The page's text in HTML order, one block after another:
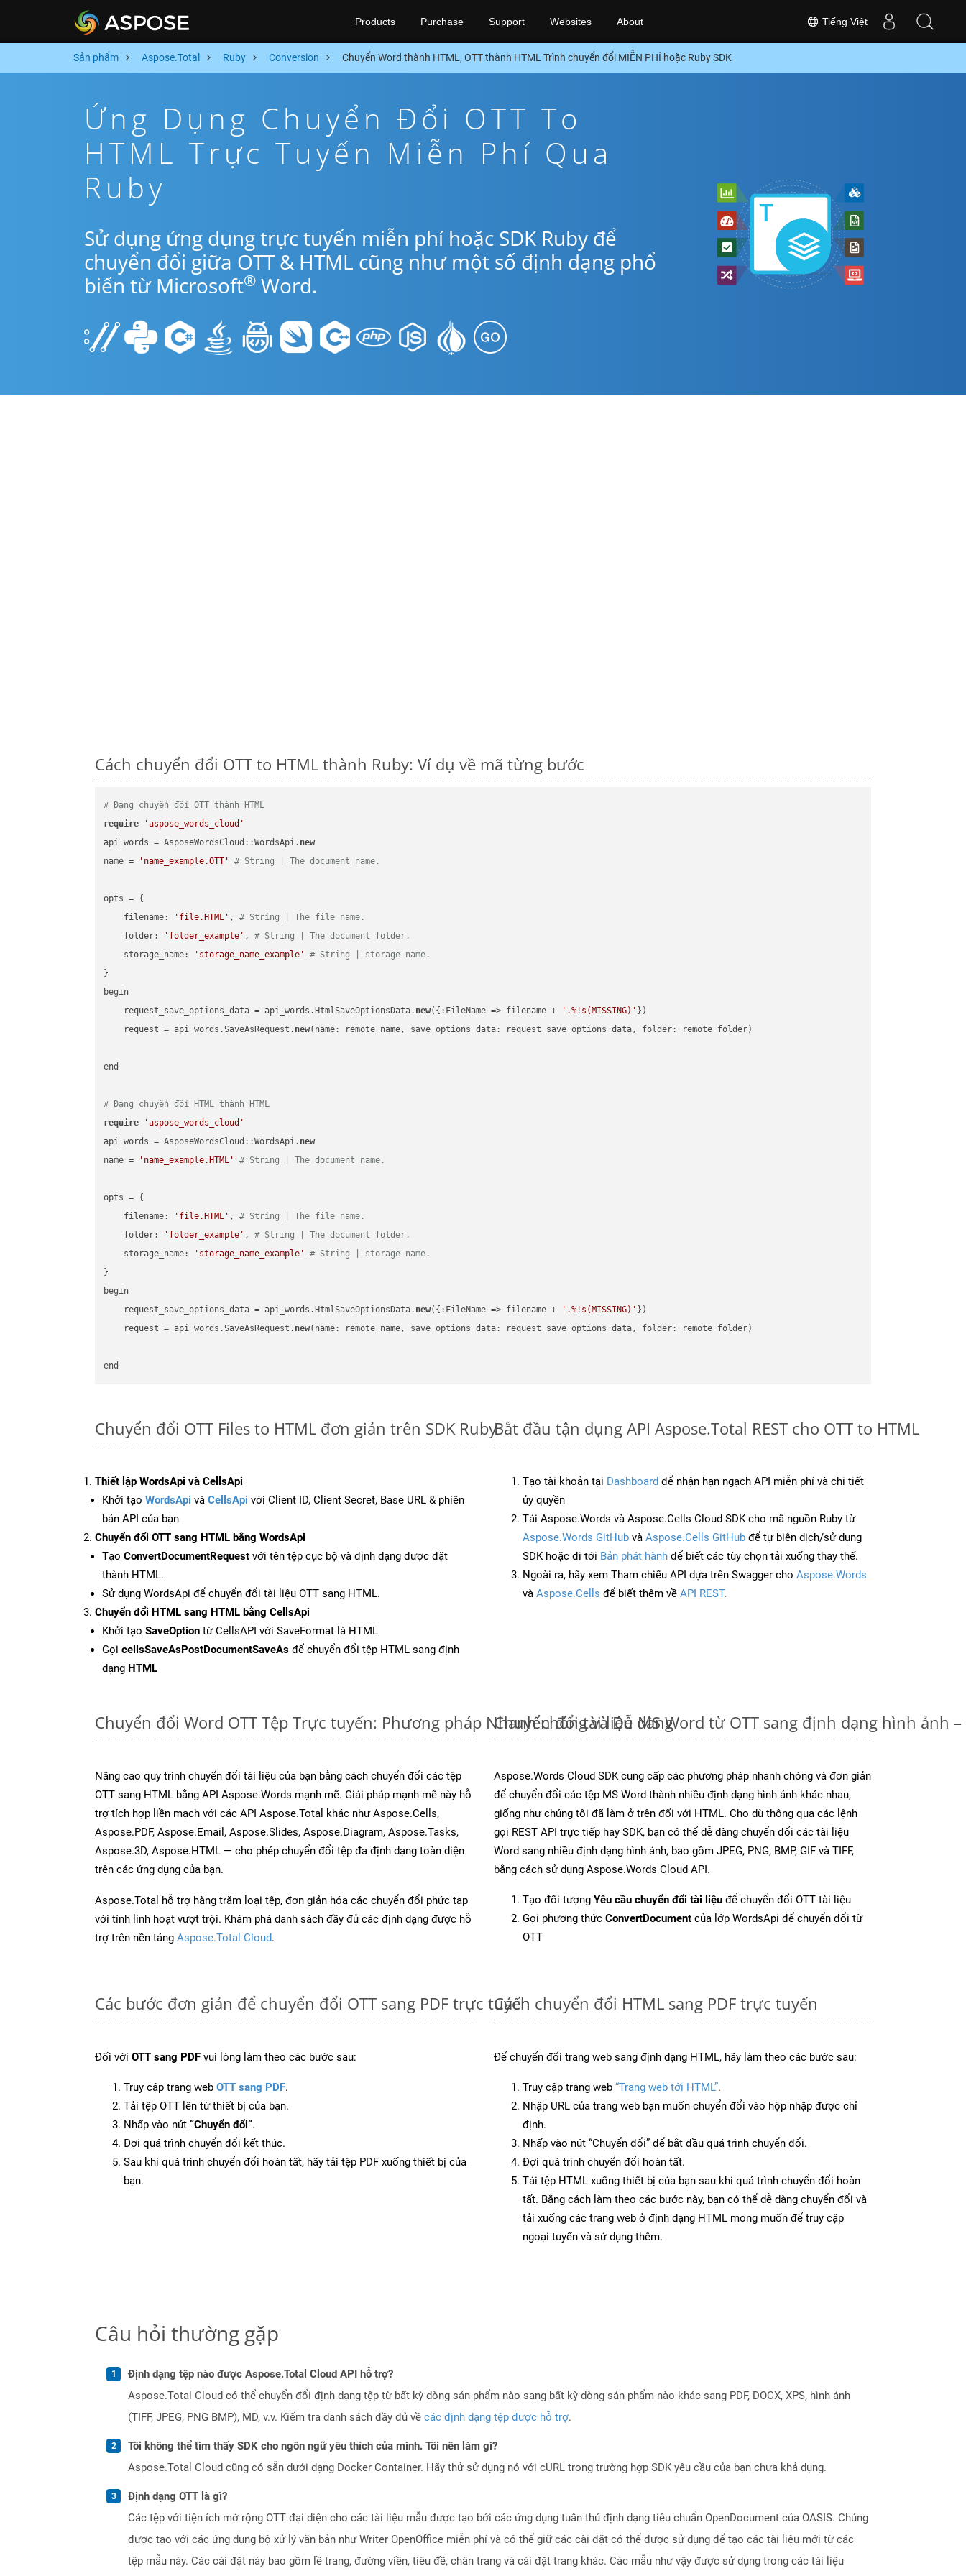
Tiếng Việt
Products Purchase Support Websites About
Sản phẩm Aspose.Total Ruby Conversion Chuyển Word thành HTML, OTT thành HTML Trình chuyển đổi MIỄN PHÍ hoặc Ruby SDK
Ứng Dụng Chuyển Đổi OTT To
HTML Trực Tuyến Miễn Phí Qua
Ruby
Sử dụng ứng dụng trực tuyến miễn phí hoặc SDK Ruby để
chuyển đổi giữa OTT & HTML cũng như một số định dạng phổ
biến từ Microsoft® Word.
Cách chuyển đổi OTT to HTML thành Ruby: Ví dụ về mã từng bước
# Đang chuyển đổi OTT thành HTML
require
'aspose_words_cloud'
api_words = AsposeWordsCloud::WordsApi. new
name =
'name_example.OTT' # String | The document name.
opts = {
    filename:
'file.HTML' , # String | The file name.
    folder:
'folder_example' , # String | The document folder.
    storage_name:
'storage_name_example'
# String | storage name.
}
begin
    request_save_options_data = api_words.HtmlSaveOptionsData.
new({:FileName => filename + '.%!s(MISSING)' })
    request = api_words.SaveAsRequest.
new(name: remote_name, save_options_data: request_save_options_data, folder: remote_folder)
end
# Đang chuyển đổi HTML thành HTML
require
'aspose_words_cloud'
api_words = AsposeWordsCloud::WordsApi. new
name =
'name_example.HTML' # String | The document name.
opts = {
    filename:
'file.HTML' , # String | The file name.
    folder:
'folder_example' , # String | The document folder.
    storage_name:
'storage_name_example'
# String | storage name.
}
begin
    request_save_options_data = api_words.HtmlSaveOptionsData.
new({:FileName => filename + '.%!s(MISSING)' })
    request = api_words.SaveAsRequest.
new(name: remote_name, save_options_data: request_save_options_data, folder: remote_folder)
Chuyển đổi OTT Files to HTML đơn giản trên SDK Ruby
Thiết lập WordsApi và CellsApi
Khởi tạo WordsApi và CellsApi với Client ID, Client Secret, Base URL & phiên
bản API của bạn
Chuyển đổi OTT sang HTML bằng WordsApi
Tạo ConvertDocumentRequest với tên tệp cục bộ và định dạng được đặt
thành HTML.
Sử dụng WordsApi để chuyển đổi tài liệu OTT sang HTML.
Chuyển đổi HTML sang HTML bằng CellsApi
Khởi tạo SaveOption từ CellsAPI với SaveFormat là HTML
Gọi cellsSaveAsPostDocumentSaveAs để chuyển đổi tệp HTML sang định
dạng HTML
Bắt đầu tận dụng API Aspose.Total REST cho OTT to HTML
Tạo tài khoản tại Dashboard để nhận hạn ngạch API miễn phí và chi tiết
ủy quyền
Tải Aspose.Words và Aspose.Cells Cloud SDK cho mã nguồn Ruby từ
Aspose.Words GitHub và Aspose.Cells GitHub để tự biên dịch/sử dụng
SDK hoặc đi tới Bản phát hành để biết các tùy chọn tải xuống thay thế.
Ngoài ra, hãy xem Tham chiếu API dựa trên Swagger cho Aspose.Words
và Aspose.Cells để biết thêm về API REST.
Chuyển đổi Word OTT Tệp Trực tuyến: Phương pháp Nhanh chóng và Dễ dàng
Nâng cao quy trình chuyển đổi tài liệu của bạn bằng cách chuyển đổi các tệp
OTT sang HTML bằng API Aspose.Words mạnh mẽ. Giải pháp mạnh mẽ này hỗ
trợ tích hợp liền mạch với các API Aspose.Total khác như Aspose.Cells,
Aspose.PDF, Aspose.Email, Aspose.Slides, Aspose.Diagram, Aspose.Tasks,
Aspose.3D, Aspose.HTML — cho phép chuyển đổi tệp đa định dạng toàn diện
trên các ứng dụng của bạn.
Aspose.Total hỗ trợ hàng trăm loại tệp, đơn giản hóa các chuyển đổi phức tạp
với tính linh hoạt vượt trội. Khám phá danh sách đầy đủ các định dạng được hỗ
trợ trên nền tảng Aspose.Total Cloud.
Chuyển đổi tài liệu MS Word từ OTT sang định dạng hình ảnh
Aspose.Words Cloud SDK cung cấp các phương pháp nhanh chóng và đơn giản
để chuyển đổi các tệp MS Word thành nhiều định dạng hình ảnh khác nhau,
giống như chúng tôi đã làm ở trên đối với HTML. Cho dù thông qua các lệnh
gọi REST API trực tiếp hay SDK, bạn có thể dễ dàng chuyển đổi các tài liệu
Word sang nhiều định dạng hình ảnh, bao gồm JPEG, PNG, BMP, GIF và TIFF,
bằng cách sử dụng Aspose.Words Cloud API.
Tạo đối tượng Yêu cầu chuyển đổi tài liệu để chuyển đổi OTT tài liệu
Gọi phương thức ConvertDocument của lớp WordsApi để chuyển đổi từ
OTT
Các bước đơn giản để chuyển đổi OTT sang PDF trực tuyến
Đối với OTT sang PDF vui lòng làm theo các bước sau:
Truy cập trang web OTT sang PDF.
Tải tệp OTT lên từ thiết bị của bạn.
Nhấp vào nút “Chuyển đổi”.
Đợi quá trình chuyển đổi kết thúc.
Sau khi quá trình chuyển đổi hoàn tất, hãy tải tệp PDF xuống thiết bị của
bạn.
Cách chuyển đổi HTML sang PDF trực tuyến
Để chuyển đổi trang web sang định dạng HTML, hãy làm theo các bước sau:
Truy cập trang web “Trang web tới HTML”.
Nhập URL của trang web bạn muốn chuyển đổi vào hộp nhập được chỉ
định.
Nhấp vào nút “Chuyển đổi” để bắt đầu quá trình chuyển đổi.
Đợi quá trình chuyển đổi hoàn tất.
Tải tệp HTML xuống thiết bị của bạn sau khi quá trình chuyển đổi hoàn
tất. Bằng cách làm theo các bước này, bạn có thể dễ dàng chuyển đổi và
tải xuống các trang web ở định dạng HTML mong muốn để truy cập
ngoại tuyến và sử dụng thêm.
Câu hỏi thường gặp
Định dạng tệp nào được Aspose.Total Cloud API hỗ trợ?
Aspose.Total Cloud có thể chuyển đổi định dạng tệp từ bất kỳ dòng sản phẩm nào sang bất kỳ dòng sản phẩm nào khác sang PDF, DOCX, XPS, hình ảnh
(TIFF, JPEG, PNG BMP), MD, v.v. Kiểm tra danh sách đầy đủ về các định dạng tệp được hỗ trợ.
Tôi không thể tìm thấy SDK cho ngôn ngữ yêu thích của mình. Tôi nên làm gì?
Aspose.Total Cloud cũng có sẵn dưới dạng Docker Container. Hãy thử sử dụng nó với cURL trong trường hợp SDK yêu cầu của bạn chưa khả dụng.
Định dạng OTT là gì?
Các tệp với tiện ích mở rộng OTT đại diện cho các tài liệu mẫu được tạo bởi các ứng dụng tuân thủ định dạng tiêu chuẩn OpenDocument của OASIS. Chúng
được tạo với các ứng dụng bộ xử lý văn bản như Writer OpenOffice miễn phí và có thể giữ các cài đặt có thể được sử dụng để tạo các tài liệu mới từ các
tệp mẫu này. Các cài đặt này bao gồm lề trang, đường viền, tiêu đề, chân trang và cài đặt trang khác. Các mẫu như vậy được sử dụng trong các tài liệu